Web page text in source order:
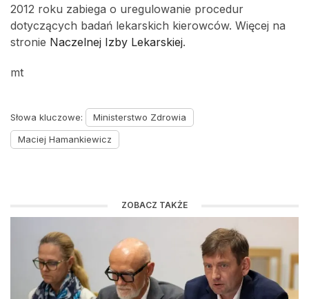
2012 roku zabiega o uregulowanie procedur
dotyczących badań lekarskich kierowców. Więcej na
stronie Naczelnej Izby Lekarskiej.
mt
Słowa kluczowe:
Ministerstwo Zdrowia
Maciej Hamankiewicz
ZOBACZ TAKŻE